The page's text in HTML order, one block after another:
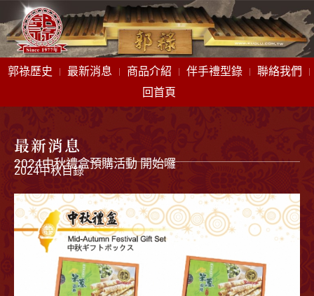
郭祿歷史 最新消息 商品介紹 伴手禮型錄
聯絡我們
回首頁
最新消息
2024中秋禮盒預購活動 開始囉
2024中秋目錄